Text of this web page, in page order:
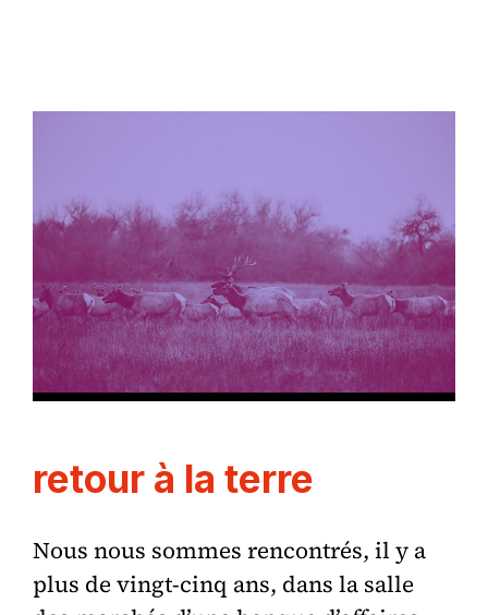
retour à la terre
Nous nous sommes rencontrés, il y a
plus de vingt-cinq ans, dans la salle